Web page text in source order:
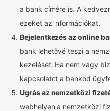
a bank címére is. A
ezeket az információkat.
Bejelentkezés az online
bank lehetővé teszi a
kezelését. Ha nem vagy
kapcsolatot a bankod
Ugrás az nemzetközi
webhelyen a nemzetközi